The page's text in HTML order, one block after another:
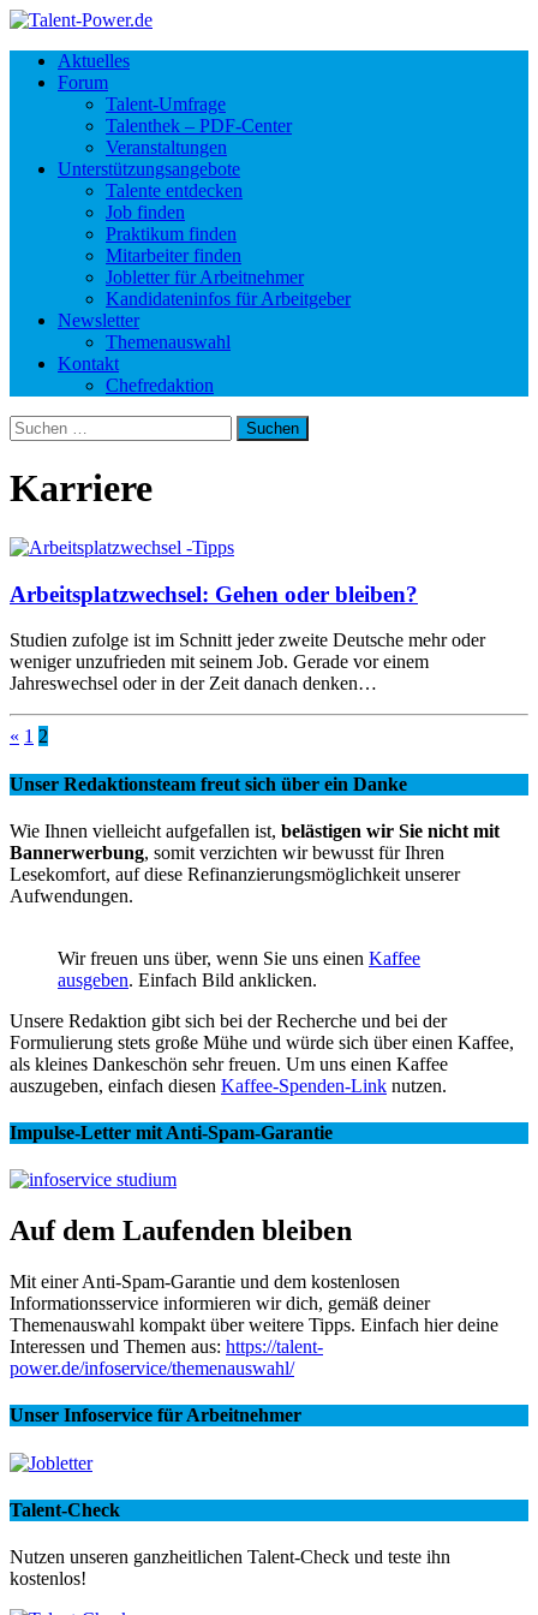
Aktuelles
Forum
Talent-Umfrage
Talenthek – PDF-Center
Veranstaltungen
Unterstützungsangebote
Talente entdecken
Job finden
Praktikum finden
Mitarbeiter finden
Jobletter für Arbeitnehmer
Kandidateninfos für Arbeitgeber
Newsletter
Themenauswahl
Kontakt
Chefredaktion
Suchen
nach:
Karriere
Arbeitsplatzwechsel: Gehen oder bleiben?
Studien zufolge ist im Schnitt jeder zweite Deutsche mehr oder
weniger unzufrieden mit seinem Job. Gerade vor einem
Jahreswechsel oder in der Zeit danach denken…
« 1 2
Unser Redaktionsteam freut sich über ein Danke
Wie Ihnen vielleicht aufgefallen ist, belästigen wir Sie nicht mit
Bannerwerbung, somit verzichten wir bewusst für Ihren
Lesekomfort, auf diese Refinanzierungsmöglichkeit unserer
Aufwendungen.
Wir freuen uns über, wenn Sie uns einen Kaffee
ausgeben. Einfach Bild anklicken.
Unsere Redaktion gibt sich bei der Recherche und bei der
Formulierung stets große Mühe und würde sich über einen Kaffee,
als kleines Dankeschön sehr freuen. Um uns einen Kaffee
auszugeben, einfach diesen Kaffee-Spenden-Link nutzen.
Impulse-Letter mit Anti-Spam-Garantie
Auf dem Laufenden bleiben
Mit einer Anti-Spam-Garantie und dem kostenlosen
Informationsservice informieren wir dich, gemäß deiner
Themenauswahl kompakt über weitere Tipps. Einfach hier deine
Interessen und Themen aus: https://talent-
power.de/infoservice/themenauswahl/
Unser Infoservice für Arbeitnehmer
Talent-Check
Nutzen unseren ganzheitlichen Talent-Check und teste ihn
kostenlos!